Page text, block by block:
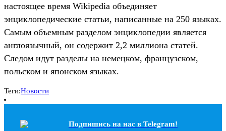
настоящее время Wikipedia объединяет
энциклопедические статьи, написанные на 250 языках.
Самым объемным разделом энциклопедии является
англоязычный, он содержит 2,2 миллиона статей.
Следом идут разделы на немецком, французском,
польском и японском языках.
Теги:Новости
Подпишись на наc в Telegram!